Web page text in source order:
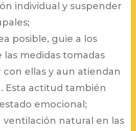
individual y suspender
posible, guie a los
las medidas tomadas
ellas y aun atiendan
Esta actitud también
emocional;
natural en las